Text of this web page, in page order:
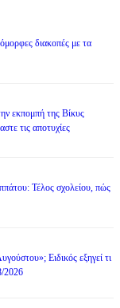
διακοπές με τα
εκπομπή της Βίκυς
τις αποτυχίες
Τέλος σχολείου, πώς
Ειδικός εξηγεί τι
2026